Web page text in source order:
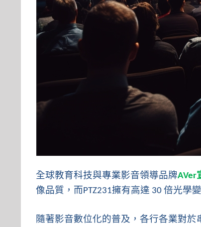
全球教育科技與專業影音領導品牌AVer
像品質， 而PTZ231擁有高達 30 倍光學
隨著影音數位化的普及，各行各業對